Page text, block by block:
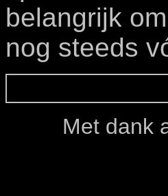
belangrijk
nog steeds
Met dank